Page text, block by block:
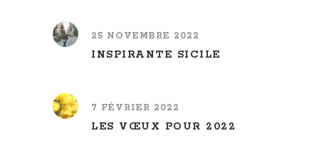
25 NOVEMBRE 2022
INSPIRANTE SICILE
7 FÉVRIER 2022
LES VŒUX POUR 2022